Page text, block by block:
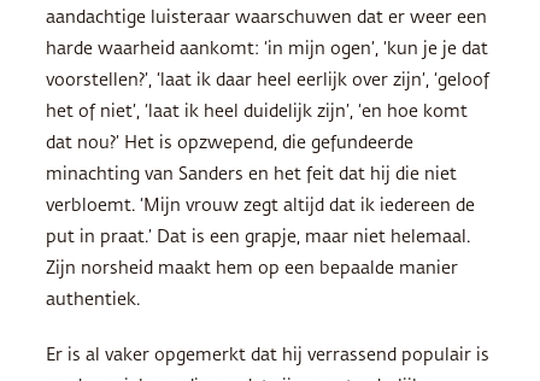
aandachtige luisteraar waarschuwen dat er weer een
harde waarheid aankomt: ‘in mijn ogen’, ‘kun je je dat
voorstellen?’, ‘laat ik daar heel eerlijk over zijn’, ‘geloof
het of niet’, ‘laat ik heel duidelijk zijn’, ‘en hoe komt
dat nou?’ Het is opzwepend, die gefundeerde
minachting van Sanders en het feit dat hij die niet
verbloemt. ‘Mijn vrouw zegt altijd dat ik iedereen de
put in praat.’ Dat is een grapje, maar niet helemaal.
Zijn norsheid maakt hem op een bepaalde manier
authentiek.
Er is al vaker opgemerkt dat hij verrassend populair is